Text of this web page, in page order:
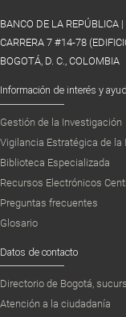
BANCO DE LA REPÚBLICA
CARRERA 7 #14-78
BOGOTÁ, D. C., COLOMBIA
Información de interés y
Gestión de la Investigación
Vigilancia Estratégica de la
Biblioteca Especializada
Recursos Electrónicos
Preguntas frecuentes
Glosario
Datos de contacto
Directorio de Bogotá,
Atención a la ciudadanía